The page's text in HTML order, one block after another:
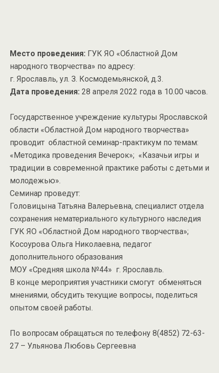
Место проведения: ГУК ЯО «Областной Дом
народного творчества» по адресу:
г. Ярославль, ул. З. Космодемьянской, д.3.
Дата проведения: 28 апреля 2022 года в 10.00 часов.
Государственное учреждение культуры Ярославской
области «Областной Дом народного творчества»
проводит областной семинар-практикум по темам:
«Методика проведения Вечерок»; «Казачьи игры и
традиции в современной практике работы с детьми и
молодежью».
Семинар проведут:
Головицына Татьяна Валерьевна, специалист отдела
сохранения нематериального культурного наследия
ГУК ЯО «Областной Дом народного творчества»;
Косоурова Ольга Николаевна, педагог
дополнительного образования
МОУ «Средняя школа №44» г. Ярославль.
В конце мероприятия участники смогут обменяться
мнениями, обсудить текущие вопросы, поделиться
опытом своей работы.
По вопросам обращаться по телефону 8(4852) 72-63-
27 – Ульянова Любовь Сергеевна